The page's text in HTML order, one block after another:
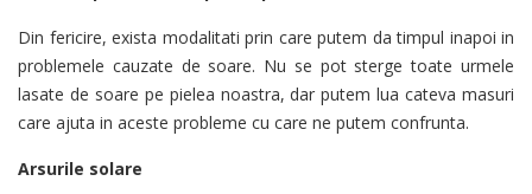
Din fericire, exista modalitati prin care putem da timpul inapoi in
problemele cauzate de soare. Nu se pot sterge toate urmele
lasate de soare pe pielea noastra, dar putem lua cateva masuri
care ajuta in aceste probleme cu care ne putem confrunta.
Arsurile solare